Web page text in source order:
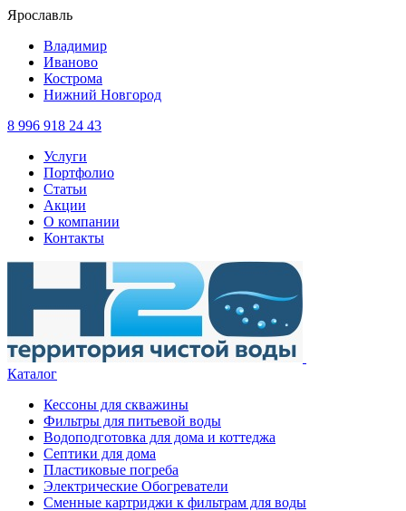
Ярославль
Владимир
Иваново
Кострома
Нижний Новгород
8 996 918 24 43
Услуги
Портфолио
Статьи
Акции
О компании
Контакты
Каталог
Кессоны для скважины
Фильтры для питьевой воды
Водоподготовка для дома и коттеджа
Септики для дома
Пластиковые погреба
Электрические Обогреватели
Сменные картриджи к фильтрам для воды